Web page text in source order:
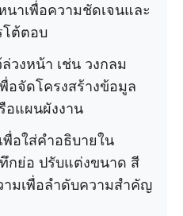
าเพื่อความชัดเจนและ
โต้ตอบ
วงหน้า เช่น วงกลม
อจัดโครงสร้างข้อมูล
อแผนผังงาน
อใส่คำอธิบายใน
กย่อ ปรับแต่งขนาด สี
ามเพื่อลำดับความสำคัญ